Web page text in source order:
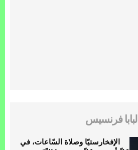
البابا فرنسيس
الإفخارستيّا وصلاة السّاعات، في